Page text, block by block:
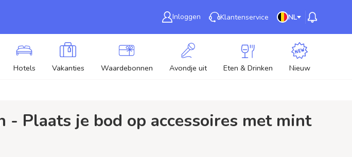
Inloggen Klantenservice NL
Hotels Vakanties Waardebonnen Avondje uit Eten & Drinken Nieuw